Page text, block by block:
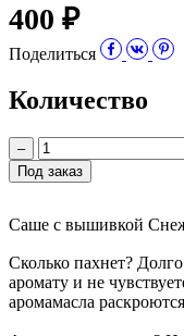
400 ₽
Поделиться
Количество
–
Под заказ
Саше с вышивкой
Сколько пахнет?
аромату и не
аромамасла